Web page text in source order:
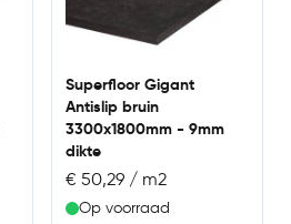
Superfloor Gigant
Antislip bruin
3300x1800mm - 9mm
dikte
€ 50,29 / m2
Op voorraad